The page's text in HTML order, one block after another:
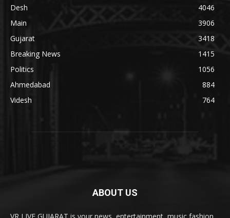
Desh
4046
Main
3906
Gujarat
3418
Breaking News
1415
Politics
1056
Ahmedabad
884
Videsh
764
ABOUT US